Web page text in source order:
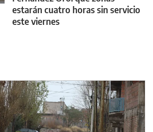
estarán cuatro horas sin servicio
este viernes